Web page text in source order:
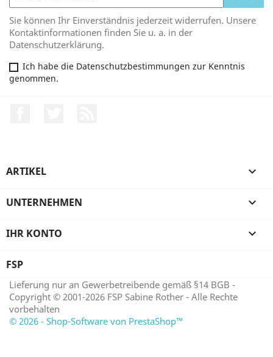
Sie können Ihr Einverständnis jederzeit widerrufen. Unsere
Kontaktinformationen finden Sie u. a. in der
Datenschutzerklärung.
Ich habe die Datenschutzbestimmungen zur Kenntnis
genommen.
ARTIKEL 
UNTERNEHMEN 
IHR KONTO 
FSP
Lieferung nur an Gewerbetreibende gemäß §14 BGB -
Copyright © 2001-2026 FSP Sabine Rother - Alle Rechte
vorbehalten
© 2026 - Shop-Software von PrestaShop™